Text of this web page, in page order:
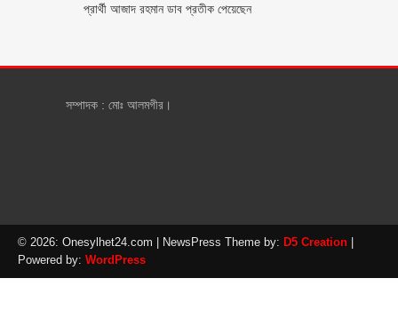
প্রার্থী আজাদ রহমান ডাব প্রতীক পেয়েছেন ‎
সম্পাদক : মোঃ আলমগীর।
© 2026: Onesylhet24.com | NewsPress Theme by: D5 Creation
Powered by: WordPress